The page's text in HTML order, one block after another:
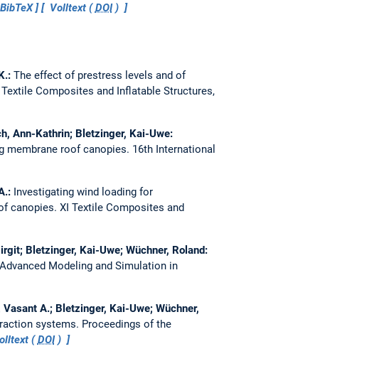
BibTeX Volltext (DOI)
The effect of prestress levels and of
Textile Composites and Inflatable Structures,
Ann-Kathrin; Bletzinger, Kai-Uwe:
membrane roof canopies. 16th International
Investigating wind loading for
canopies. XI Textile Composites and
Bletzinger, Kai-Uwe; Wüchner, Roland:
Advanced Modeling and Simulation in
A.; Bletzinger, Kai-Uwe; Wüchner,
systems. Proceedings of the
(DOI)